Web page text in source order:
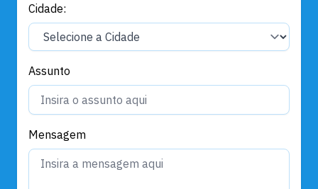
Cidade:
Assunto
Mensagem